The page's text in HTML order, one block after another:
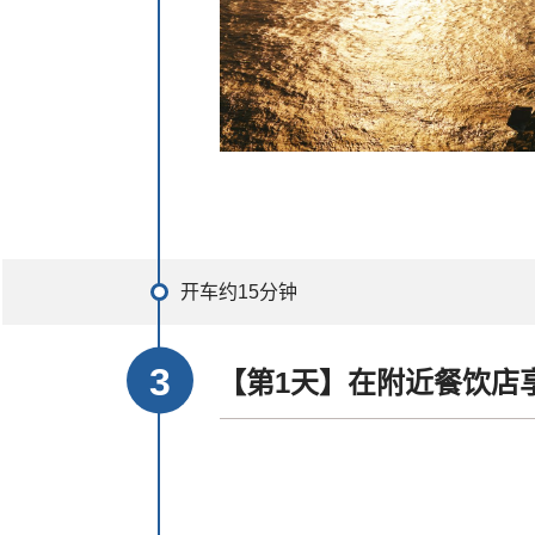
开车约15分钟
【第1天】在附近餐饮店